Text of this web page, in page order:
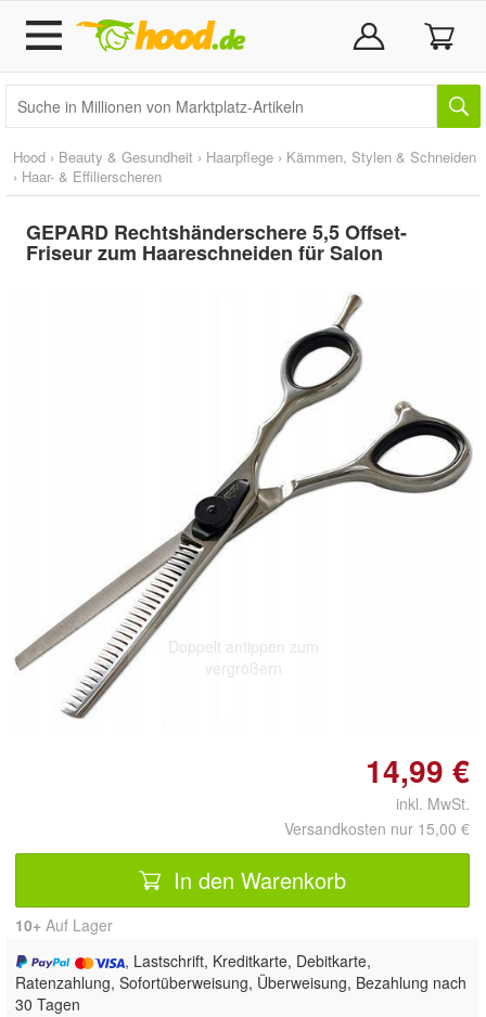
Hood › Beauty & Gesundheit › Haarpflege › Kämmen, Stylen & Schneiden
› Haar- & Effilierscheren
GEPARD Rechtshänderschere 5,5 Offset-
Friseur zum Haareschneiden für Salon
Doppelt antippen zum
vergrößern
14,99 €
inkl. MwSt.
Versandkosten nur 15,00 €
In den Warenkorb
10+ Auf Lager
, Lastschrift, Kreditkarte, Debitkarte,
Ratenzahlung, Sofortüberweisung, Überweisung, Bezahlung nach
30 Tagen